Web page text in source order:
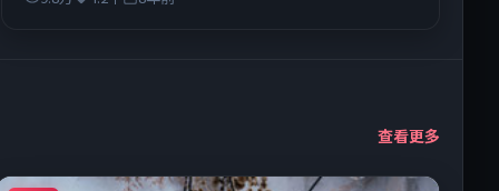
查看更多